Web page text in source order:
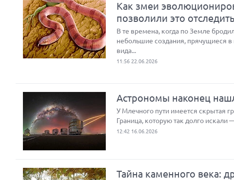
Как змеи
позволили это отследить
В те времена, когда по Земле
небольшие создания, прячущиеся
вида...
11:56 22.06.2026
Астрономы наконец
У Млечного пути имеется скрытая
Граница, которую так долго искали
12:42 16.06.2026
Тайна каменного века: